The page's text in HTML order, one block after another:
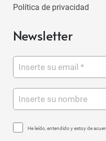
Política de privacidad
Newsletter
He leído, entendido y estoy de